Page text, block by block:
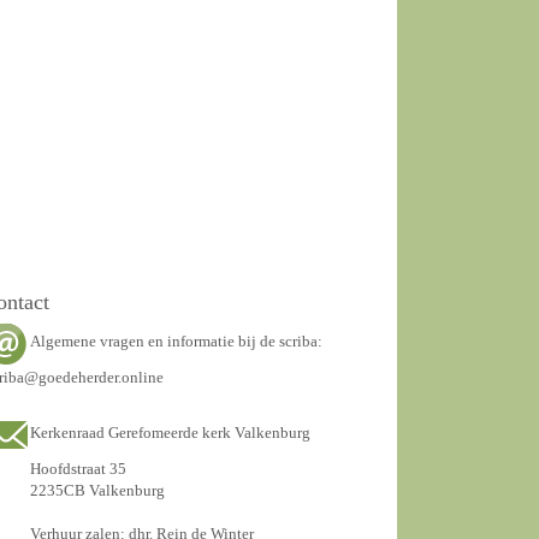
Algemene vragen en informatie bij de scriba:
Kerkenraad Gerefomeerde kerk Valkenburg
Hoofdstraat 35
2235CB Valkenburg
Verhuur zalen: dhr. Rein de Winter